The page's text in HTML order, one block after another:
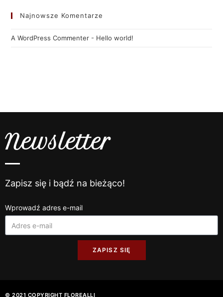
Najnowsze Komentarze
A WordPress Commenter - Hello world!
Newsletter
Zapisz się i bądź na bieżąco!
Wprowadź adres e-mail
ZAPISZ SIĘ
© 2021 COPYRIGHT FLOREALLI